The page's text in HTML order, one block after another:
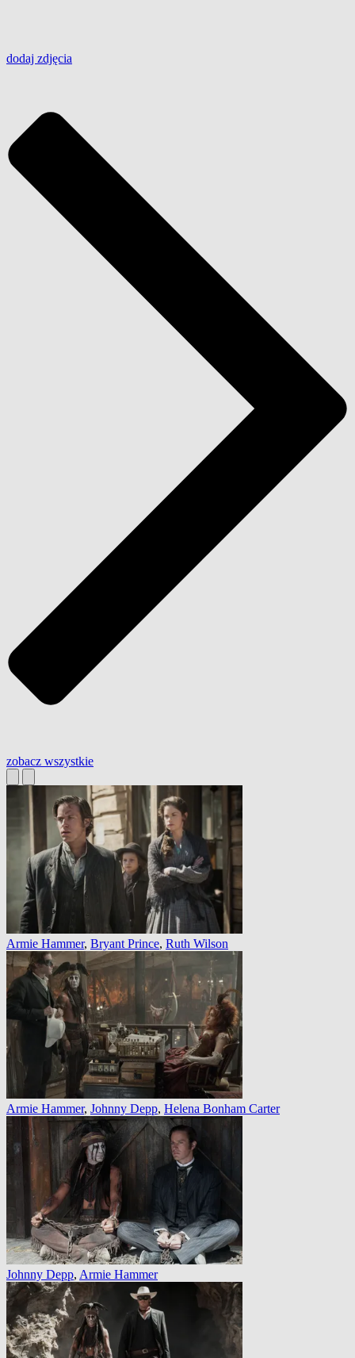
dodaj zdjęcia
zobacz wszystkie
Armie Hammer, Bryant Prince, Ruth Wilson
Armie Hammer, Johnny Depp, Helena Bonham Carter
Johnny Depp, Armie Hammer